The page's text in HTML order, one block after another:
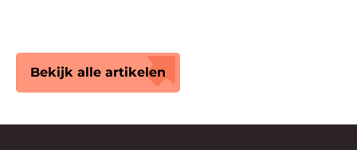
Bekijk alle artikelen